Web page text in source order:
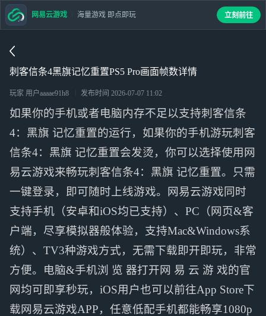
刺客信条4黑旗记忆重置PS5 Pro画面帧数详情
玩家 用户aaaae91h8 发布时间 2026-07-07 11:02
如果你的手机或者电脑内存不足以支持刺客信条
4：黑旗 记忆重置的运行，如果你的手机游玩刺客
信条4：黑旗 记忆重置会发烫，你可以选择使用网
易云游戏来畅玩刺客信条4：黑旗 记忆重置。只需
一键登录，即可随时上线游戏。网易云游戏同时
支持手机（安卓和iOS均已支持）、PC（网页&客
户端，尽享模拟器般体验，支持Mac&Windows系
统）、TV3种游戏方式，无需下载即开即玩，非常
方便。电脑&手机浏 览 器打开网 易 云 游 戏的官
网均可即享秒玩，iOS用户也可以前往App Store下
载网易云游戏APP，任意低配手机都能畅享1080p
网易云游戏 海量游戏 即点即玩 立刻前往